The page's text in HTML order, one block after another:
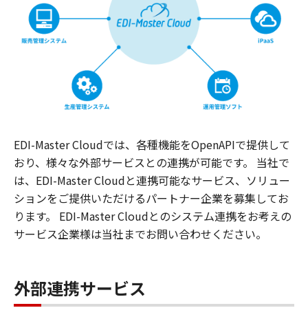
EDI-Master Cloudでは、各種機能をOpenAPIで提供して
おり、様々な外部サービスとの連携が可能です。 当社で
は、EDI-Master Cloudと連携可能なサービス、ソリュー
ションをご提供いただけるパートナー企業を募集してお
ります。 EDI-Master Cloudとのシステム連携をお考えの
サービス企業様は当社までお問い合わせください。
外部連携サービス